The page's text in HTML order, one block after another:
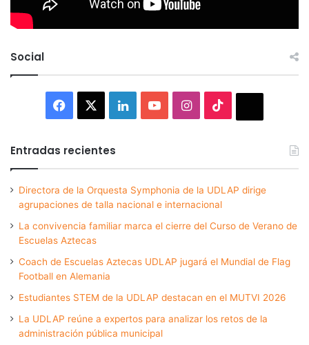
Social
Facebook LinkedInYouTubeInstagram
Entradas recientes
Directora de la Orquesta Symphonia de la UDLAP dirige
agrupaciones de talla nacional e internacional
La convivencia familiar marca el cierre del Curso de Verano de
Escuelas Aztecas
Coach de Escuelas Aztecas UDLAP jugará el Mundial de Flag
Football en Alemania
Estudiantes STEM de la UDLAP destacan en el MUTVI 2026
La UDLAP reúne a expertos para analizar los retos de la
administración pública municipal